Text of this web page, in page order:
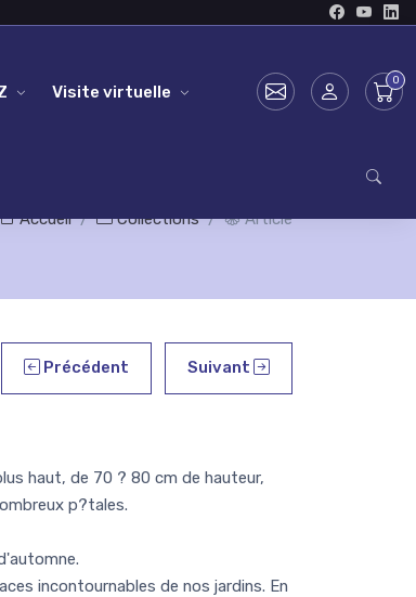
Visite virtuelle
Accueil Collections Article
Précédent Suivant
haut, de 70 ? 80 cm de hauteur,
p?tales.
incontournables de nos jardins. En